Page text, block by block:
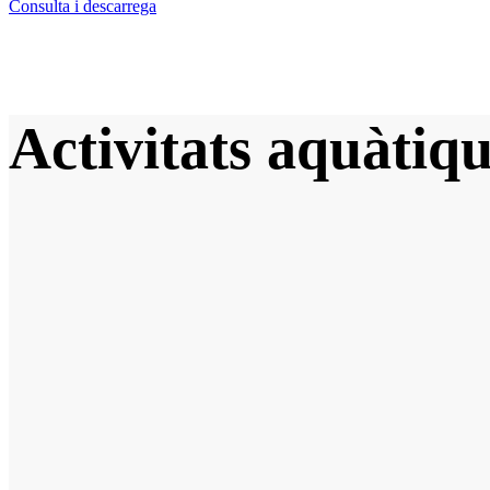
Consulta i descarrega
Activitats